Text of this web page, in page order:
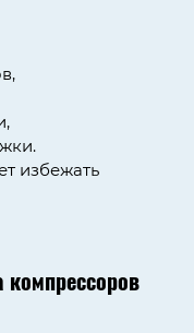
избежать
компрессоров